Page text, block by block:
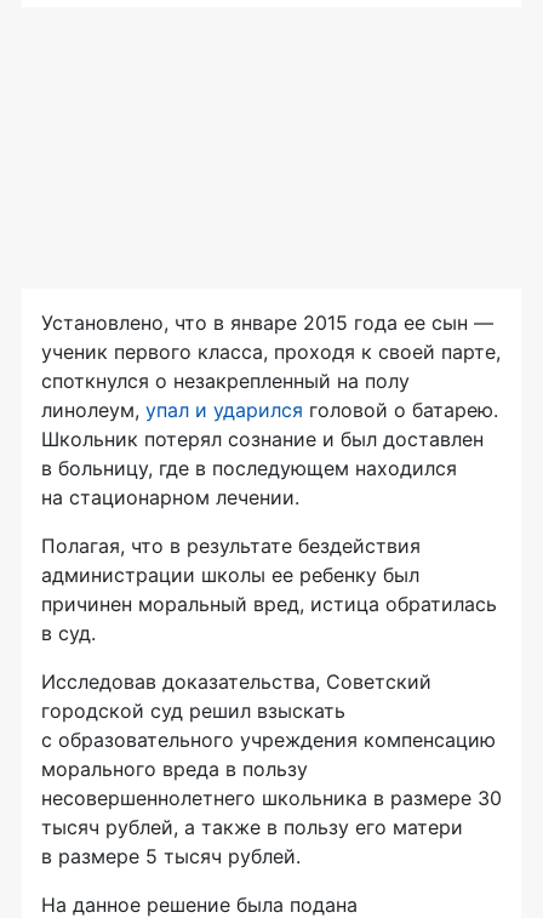
Установлено, что в январе 2015 года ее сын —
ученик первого класса, проходя к своей парте,
споткнулся о незакрепленный на полу
линолеум, упал и ударился головой о батарею.
Школьник потерял сознание и был доставлен
в больницу, где в последующем находился
на стационарном лечении.
Полагая, что в результате бездействия
администрации школы ее ребенку был
причинен моральный вред, истица обратилась
в суд.
Исследовав доказательства, Советский
городской суд решил взыскать
с образовательного учреждения компенсацию
морального вреда в пользу
несовершеннолетнего школьника в размере 30
тысяч рублей, а также в пользу его матери
в размере 5 тысяч рублей.
На данное решение была подана